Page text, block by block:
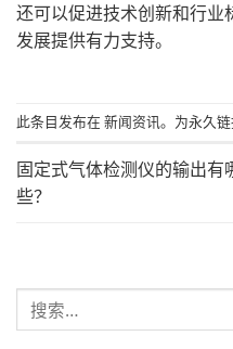
还可以促进技术创新和行业
发展提供有力支持。
此条目发布在 新闻资讯。为永久
固定式气体检测仪的输出有
些？